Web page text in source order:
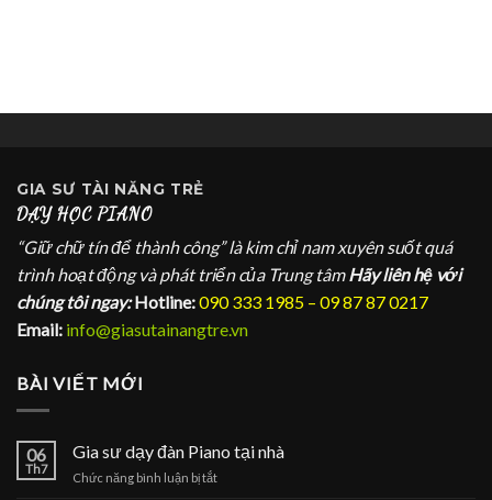
GIA SƯ TÀI NĂNG TRẺ
DẠY HỌC PIANO
“Giữ chữ tín để thành công” là kim chỉ nam xuyên suốt quá
trình hoạt động và phát triển của Trung tâm Hãy liên hệ với
chúng tôi ngay: Hotline:090 333 1985 – 09 87 87 0217
Email: info@giasutainangtre.vn
BÀI VIẾT MỚI
06
Th7
Gia sư dạy đàn Piano tại nhà
Chức năng bình luận bị tắtở